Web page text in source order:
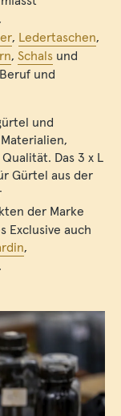
, Ledertaschen,
, Schals und
und
und
Das 3 x L
Gürtel aus der
der Marke
Exclusive auch
,
.